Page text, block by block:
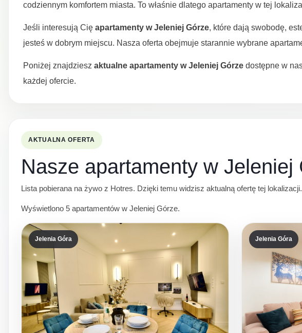
codziennym komfortem miasta. To właśnie dlatego apartamenty w tej
Jeśli interesują Cię apartamenty w Jeleniej Górze, które dają swobodę,
jesteś w dobrym miejscu. Nasza oferta obejmuje starannie wybrane
Poniżej znajdziesz aktualne apartamenty w Jeleniej Górze dostępne w
każdej ofercie.
AKTUALNA OFERTA
Nasze apartamenty w Jeleniej
Lista pobierana na żywo z Hotres. Dzięki temu widzisz aktualną ofertę tej lokalizacji.
Wyświetlono 5 apartamentów w Jeleniej Górze.
Jelenia Góra Jelenia Góra